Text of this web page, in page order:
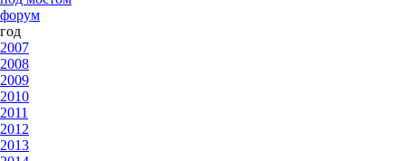
форум
год
2007
2008
2009
2010
2011
2012
2013